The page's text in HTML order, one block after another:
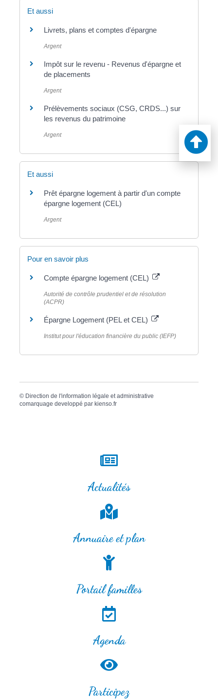
Et aussi
Livrets, plans et comptes d'épargne
Argent
Impôt sur le revenu - Revenus d'épargne et
de placements
Argent
Prélèvements sociaux (CSG, CRDS...) sur
les revenus du patrimoine
Argent
Et aussi
Prêt épargne logement à partir d'un compte
épargne logement (CEL)
Argent
Pour en savoir plus
Compte épargne logement (CEL)
Autorité de contrôle prudentiel et de résolution
(ACPR)
Épargne Logement (PEL et CEL)
Institut pour l'éducation financière du public (IEFP)
© Direction de l'information légale et administrative
comarquage developpé par kienso.fr
Actualités
Annuaire et plan
Portail familles
Agenda
Participez